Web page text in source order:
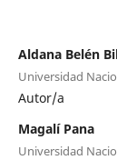
Aldana Belén
Universidad
Autor/a
Magalí Pana
Universidad